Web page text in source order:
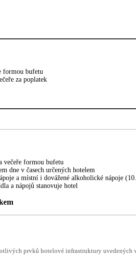
formou bufetu
za poplatek
večeře formou bufetu
dne v časech určených hotelem
a místní i dovážené alkoholické nápoje
a nápojů stanovuje hotel
prvků hotelové infrastruktury uvedených